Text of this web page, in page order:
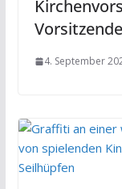
Vorsitzende
4. September